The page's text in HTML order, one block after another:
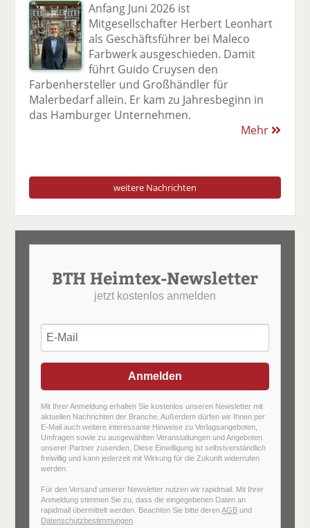
Anfang Juni 2026 ist
Mitgesellschafter Herbert Leonhart
als Geschäftsführer bei Maleco
Farbwerk ausgeschieden. Damit
führt Guido Cruysen den
Farbenhersteller und Großhändler für
Malerbedarf allein. Er kam zu Jahresbeginn in
das Hamburger Unternehmen.
Mehr
weitere Nachrichten
BTH Heimtex-Newsletter
jetzt kostenlos anmelden
Anmelden
Mit Ihrer Anmeldung erhalten Sie kostenlos unseren Newsletter mit
aktuellen Nachrichten der Branche. Außerdem dürfen wir Ihnen per
E-Mail auch weitere interessante Hinweise zu Verlagsangeboten,
Umfragen sowie zu ausgewählten Veranstaltungen und Angeboten
unserer Partner zusenden. Diese Einwilligung ist selbstverständlich
freiwillig und kann jederzeit mit Wirkung für die Zukunft widerrufen
werden.
Für den Versand unserer Newsletter nutzen wir rapidmail. Mit Ihrer
Anmeldung stimmen Sie zu, dass die eingegebenen Daten an
rapidmail übermittelt werden. Beachten Sie bitte derenAGB und
Datenschutzbestimmungen